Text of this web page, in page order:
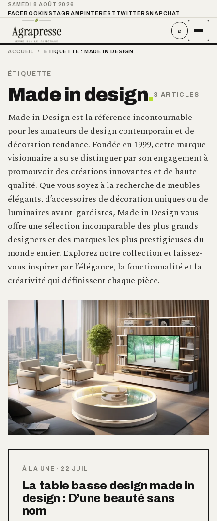
SAMEDI 8 AOÛT 2026
FACEBOOKINSTAGRAMPINTEREST TWITTER SNAPCHAT
⌕
ACCUEIL › ÉTIQUETTE : MADE IN DESIGN
ÉTIQUETTE
Made in design.3 ARTICLES
Made in Design est la référence incontournable
pour les amateurs de design contemporain et de
décoration tendance. Fondée en 1999, cette marque
visionnaire a su se distinguer par son engagement à
promouvoir des créations innovantes et de haute
qualité. Que vous soyez à la recherche de meubles
élégants, d’accessoires de décoration uniques ou de
luminaires avant-gardistes, Made in Design vous
offre une sélection incomparable des plus grands
designers et des marques les plus prestigieuses du
monde entier. Explorez notre collection et laissez-
vous inspirer par l’élégance, la fonctionnalité et la
créativité qui définissent chaque pièce.
À LA UNE · 22 JUIL
La table basse design made in
design : D’une beauté sans
nom